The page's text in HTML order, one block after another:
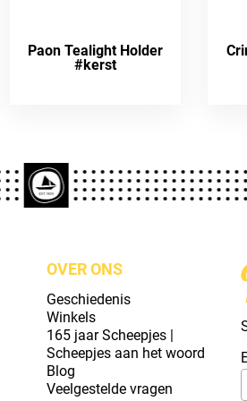
Paon Tealight Holder
#kerst
OVER ONS
Geschiedenis
Winkels
165 jaar Scheepjes |
Scheepjes aan het woord
Blog
Veelgestelde vragen